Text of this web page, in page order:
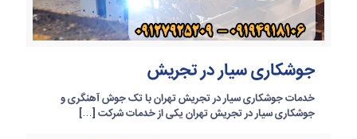
جوشکاری سیار در تجریش
خدمات جوشکاری سیار در تجریش تهران با تک جوش آهنگری و
جوشکاری سیار در تجریش تهران یکی از خدمات شرکت […]